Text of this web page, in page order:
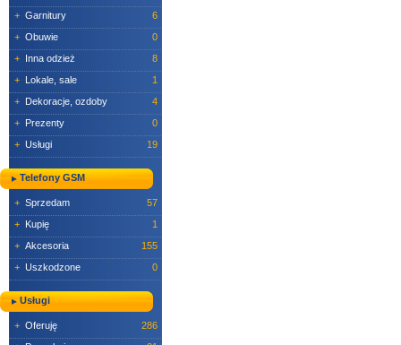
+ Garnitury
6
+ Obuwie
0
+ Inna odzież
8
+ Lokale, sale
1
+ Dekoracje, ozdoby
4
+ Prezenty
0
+ Usługi 19
Telefony GSM
+ Sprzedam
57
+ Kupię
1
+ Akcesoria
155
+ Uszkodzone 0
Usługi
+ Oferuję
286